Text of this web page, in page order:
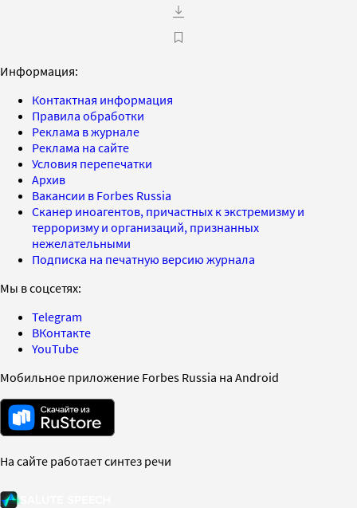
Информация:
Контактная информация
Правила обработки
Реклама в журнале
Реклама на сайте
Условия перепечатки
Архив
Вакансии в Forbes Russia
Сканер иноагентов, причастных к экстремизму и
терроризму и организаций, признанных
нежелательными
Подписка на печатную версию журнала
Мы в соцсетях:
Telegram
ВКонтакте
YouTube
Мобильное приложение Forbes Russia на Android
На сайте работает синтез речи